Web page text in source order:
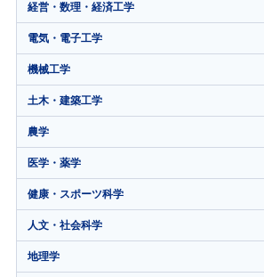
経営・数理・経済工学
電気・電子工学
機械工学
土木・建築工学
農学
医学・薬学
健康・スポーツ科学
人文・社会科学
地理学